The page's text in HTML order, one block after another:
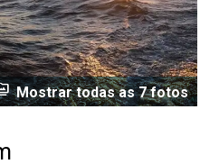
Mostrar todas as 7 fotos